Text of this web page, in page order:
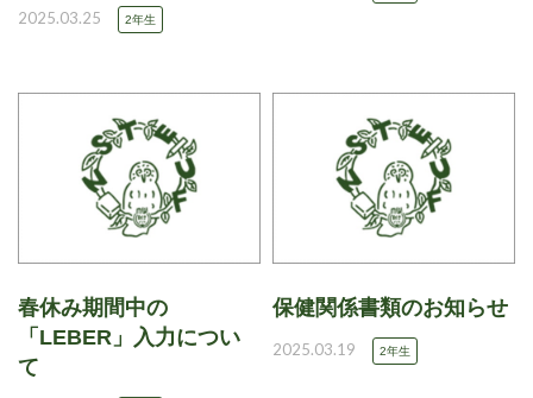
2025.03.25 2年生
春休み期間中の
「LEBER」入力につい
て
保健関係書類のお知らせ
2025.03.19 2年生